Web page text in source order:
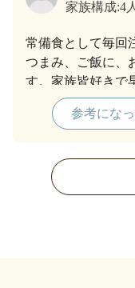
家族構成:4
常備食として毎回
つまみ、ご飯に、
す。家族皆好きで
参考にな